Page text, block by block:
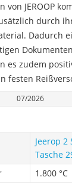
von JEROOP
durch
Dadurch
es zudem
festen
07/2026
Jeerop 2
Tasche
1.800 °C